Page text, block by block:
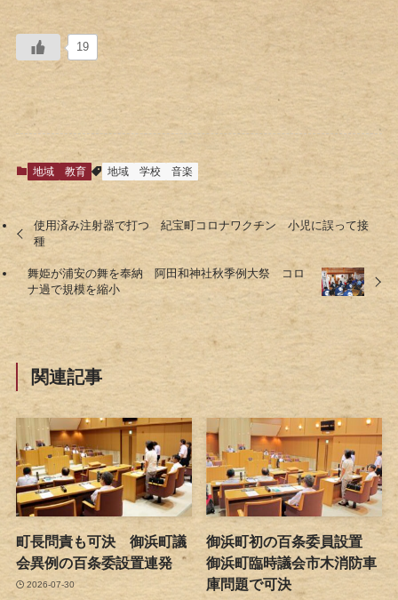
19
地域 教育 地域 学校 音楽
使用済み注射器で打つ 紀宝町コロナワクチン 小児に誤って接
種
舞姫が浦安の舞を奉納 阿田和神社秋季例大祭 コロ
ナ過で規模を縮小
関連記事
町長問責も可決 御浜町議
会異例の百条委設置連発
2026-07-30
御浜町初の百条委員設置
御浜町臨時議会市木消防車
庫問題で可決